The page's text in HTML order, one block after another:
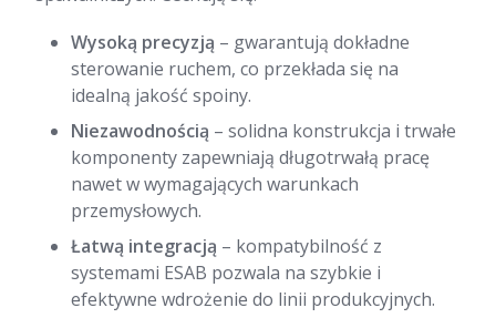
Wysoką precyzją – gwarantują dokładne
sterowanie ruchem, co przekłada się na
idealną jakość spoiny.
Niezawodnością – solidna konstrukcja i trwałe
komponenty zapewniają długotrwałą pracę
nawet w wymagających warunkach
przemysłowych.
Łatwą integracją – kompatybilność z
systemami ESAB pozwala na szybkie i
efektywne wdrożenie do linii produkcyjnych.